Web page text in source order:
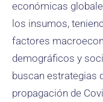
económicas
los insumos,
factores
demográficos y
buscan estrategias
propagación de